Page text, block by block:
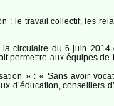
: le travail collectif, les
circulaire du 6 juin 2014
permettre aux équipes
» : « Sans avoir
d’éducation, conseillers